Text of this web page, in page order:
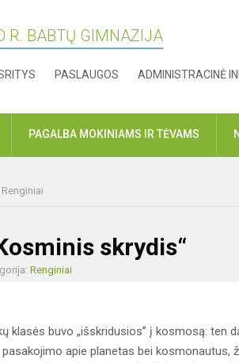
R. BABTŲ GIMNAZIJA
PASLAUGOS ADMINISTRACINĖ
PAGALBA MOKINIAMS IR TĖVAMS
Renginiai
skrydis“
Renginiai
klasės buvo „išskridusios” į kosmosą: ten
apie planetas bei kosmonautus,